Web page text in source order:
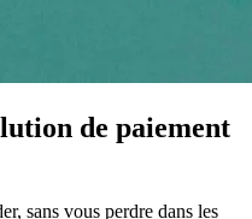
de paiement
sans vous perdre dans les